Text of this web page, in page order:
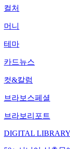
컬처
머니
테마
카드뉴스
컷&칼럼
브라보스페셜
브라보리포트
DIGITAL LIBRARY